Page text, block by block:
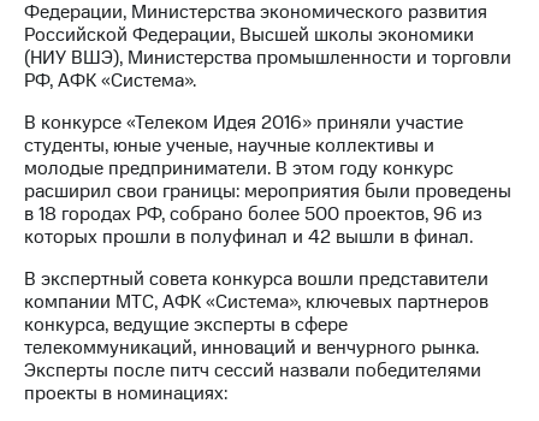
Интервью
Финансовая
отчетность
Контакты
Новости
в
регионе
Корпоративное
управление
Корпоративный
секретарь
Раскрытие
Федерации, Министерства экономического развития
Российской Федерации, Высшей школы экономики
(НИУ ВШЭ), Министерства промышленности и торговли
РФ, АФК «Система».
В конкурсе «Телеком Идея 2016» приняли участие
студенты, юные ученые, научные коллективы и
молодые предприниматели. В этом году конкурс
расширил свои границы: мероприятия были проведены
в 18 городах РФ, собрано более 500 проектов, 96 из
которых прошли в полуфинал и 42 вышли в финал.
В экспертный совета конкурса вошли представители
компании МТС, АФК «Система», ключевых партнеров
конкурса, ведущие эксперты в сфере
телекоммуникаций, инноваций и венчурного рынка.
Эксперты после питч сессий назвали победителями
проекты в номинациях: